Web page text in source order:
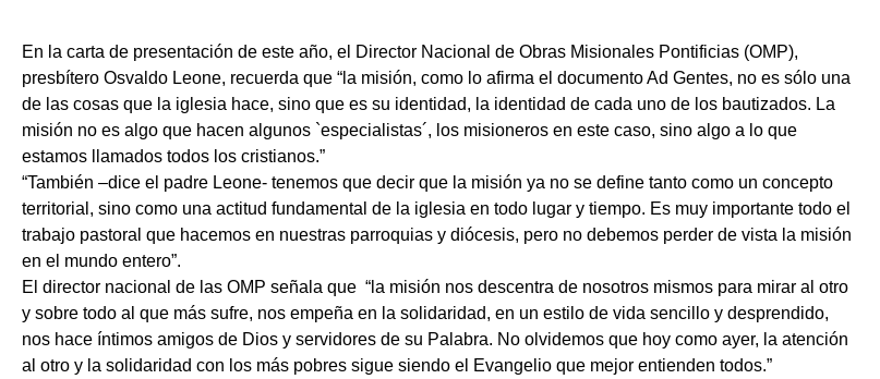
En la carta de presentación de este año, el Director Nacional de Obras Misionales Pontificias (OMP),
presbítero Osvaldo Leone, recuerda que “la misión, como lo afirma el documento Ad Gentes, no es sólo una
de las cosas que la iglesia hace, sino que es su identidad, la identidad de cada uno de los bautizados. La
misión no es algo que hacen algunos `especialistas´, los misioneros en este caso, sino algo a lo que
estamos llamados todos los cristianos.”
“También –dice el padre Leone- tenemos que decir que la misión ya no se define tanto como un concepto
territorial, sino como una actitud fundamental de la iglesia en todo lugar y tiempo. Es muy importante todo el
trabajo pastoral que hacemos en nuestras parroquias y diócesis, pero no debemos perder de vista la misión
en el mundo entero”.
El director nacional de las OMP señala que “la misión nos descentra de nosotros mismos para mirar al otro
y sobre todo al que más sufre, nos empeña en la solidaridad, en un estilo de vida sencillo y desprendido,
nos hace íntimos amigos de Dios y servidores de su Palabra. No olvidemos que hoy como ayer, la atención
al otro y la solidaridad con los más pobres sigue siendo el Evangelio que mejor entienden todos.”